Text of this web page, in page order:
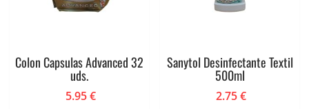
Colon Capsulas Advanced 32
uds.
5.95€
Sanytol Desinfectante Textil
500ml
2.75€